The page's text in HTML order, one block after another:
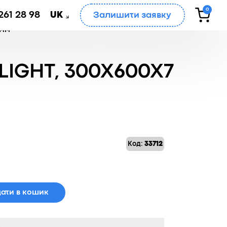
28 98 UK Залишити заявку
0
300X600X7
Код:33712
в кошик